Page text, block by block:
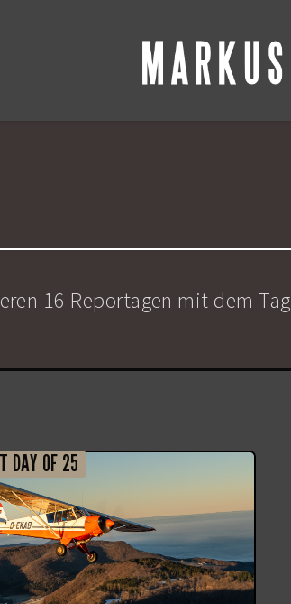
16 Reportagen mit dem Tag
DAY OF 25